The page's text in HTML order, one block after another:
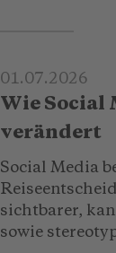
01.07.2026
Wie Social
verändert
Social Media
sichtbarer,
sowie